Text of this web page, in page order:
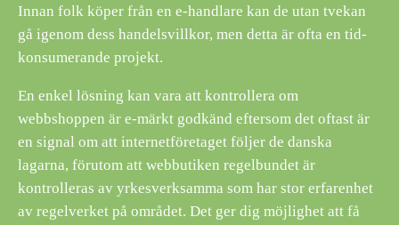
Innan folk köper från en e-handlare kan de utan tvekan
gå igenom dess handelsvillkor, men detta är ofta en tid-
konsumerande projekt.
En enkel lösning kan vara att kontrollera om
webbshoppen är e-märkt godkänd eftersom det oftast är
en signal om att internetföretaget följer de danska
lagarna, förutom att webbutiken regelbundet är
kontrolleras av yrkesverksamma som har stor erfarenhet
av regelverket på området. Det ger dig möjlighet att få